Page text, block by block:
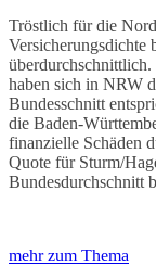
Tröstlich für die
Versicherungsdichte
haben sich in NRW
Bundesschnitt
die Baden-
finanzielle Schäden
Quote für Sturm/
Bundesdurchschnitt
mehr zum Thema